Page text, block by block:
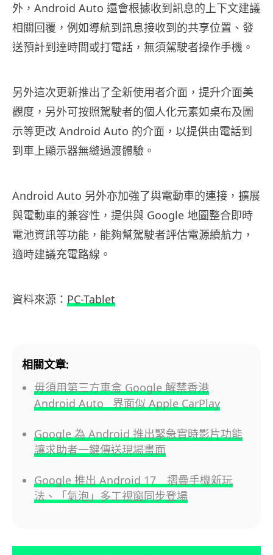
外，Android Auto 還會根據收到訊息的上下文建議
相關回覆，例如導航到訊息接收到的共享位置、發
送預計到達時間或打電話，無須駕駛者操作手機。
另外這次更新推出了全新使用者介面，提升介面美
觀度，另外可按照駕駛者的個人化元素如桌布及圖
示等更改 Android Auto 的介面，以提供由電話到
到車上顯示器無縫過渡體驗。
Android Auto 另外亦加強了與電動車的連接，擴展
與電動車的兼容性，提供與 Google 地圖整合即時
電池資訊等功能，能夠幫駕駛者評估電源續航力，
適時建議充電路線。
資料來源： PC-Tablet
相關文章:
毋須用第三方車盒 Google 解禁香港
Android Auto 界面似 Apple CarPlay
Google 為 Android 推出緊急實時影片功能
讓求助者一鍵傳送現場畫面
Google 推出 Android 17 摺疊手機新玩
法、「氣泡」多工視窗同步登場